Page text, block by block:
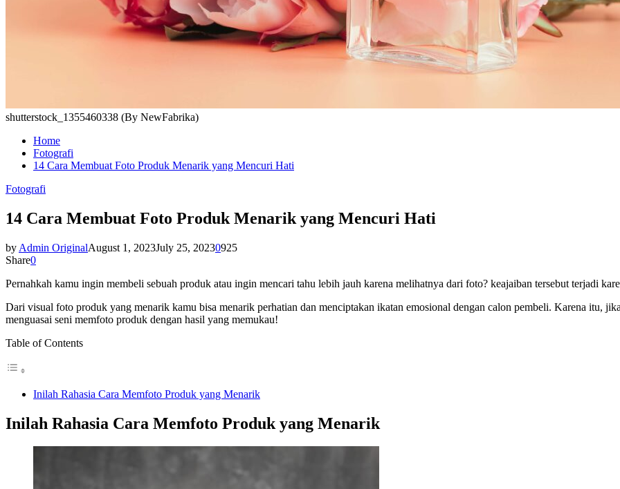
shutterstock_1355460338 (By NewFabrika)
Home
Fotografi
14 Cara Membuat Foto Produk Menarik yang Mencuri Hati
Fotografi
14 Cara Membuat Foto Produk Menarik yang Mencuri Hati
by Admin OriginalAugust 1, 2023July 25, 20230925
Share0
Pernahkah kamu ingin membeli sebuah produk atau ingin mencari tahu lebih jauh karena melihatnya dari foto? keajaiban tersebut terjadi
Dari visual foto produk yang menarik kamu bisa menarik perhatian dan menciptakan ikatan emosional dengan calon pembeli. Karena itu,
menguasai seni memfoto produk dengan hasil yang memukau!
Table of Contents
Inilah Rahasia Cara Memfoto Produk yang Menarik
Inilah Rahasia Cara Memfoto Produk yang Menarik